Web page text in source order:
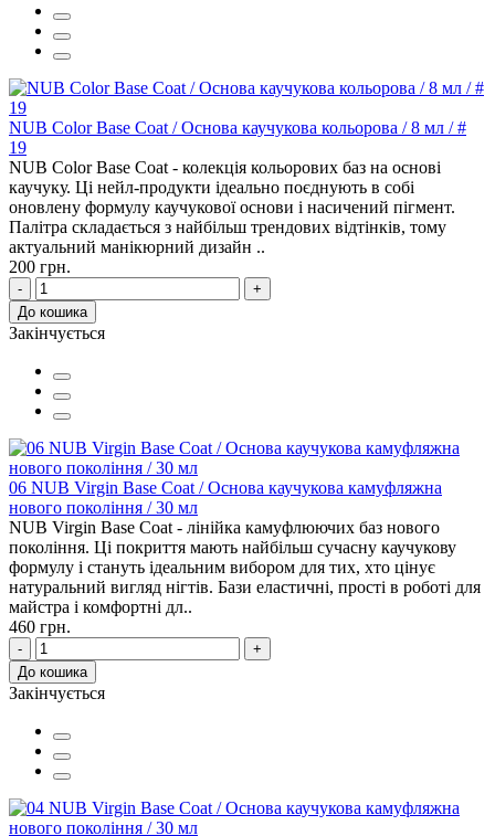
NUB Color Base Coat / Основа каучукова кольорова / 8 мл / #
19
NUB Color Base Coat - колекція кольорових баз на основі
каучуку. Ці нейл-продукти ідеально поєднують в собі
оновлену формулу каучукової основи і насичений пігмент.
Палітра складається з найбільш трендових відтінків, тому
актуальний манікюрний дизайн ..
200 грн.
-
+
До кошика
Закінчується
06 NUB Virgin Base Coat / Основа каучукова камуфляжна
нового покоління / 30 мл
NUB Virgin Base Coat - лінійка камуфлюючих баз нового
покоління. Ці покриття мають найбільш сучасну каучукову
формулу і стануть ідеальним вибором для тих, хто цінує
натуральний вигляд нігтів. Бази еластичні, прості в роботі для
майстра і комфортні дл..
460 грн.
-
+
До кошика
Закінчується